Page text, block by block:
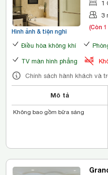
Hình ảnh & tiện nghi
1
3
(Còn
Điều hòa không khí
TV màn hình phẳng
Chính sách hành khách và
Mô tả
Không bao gồm bữa sáng